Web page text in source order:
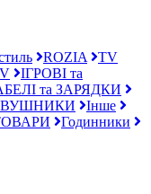
ROZIA
TV
ІГРОВІ та
та ЗАРЯДКИ
Інше
Годинники